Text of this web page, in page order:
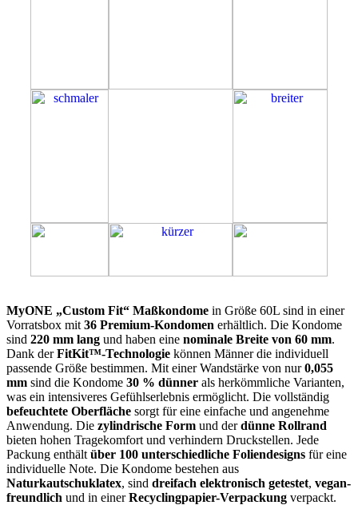
MyONE „Custom Fit“ Maßkondome in Größe 60L sind in einer
Vorratsbox mit 36 Premium-Kondomen erhältlich. Die Kondome
sind 220 mm lang und haben eine nominale Breite von 60 mm.
Dank derFitKit™-Technologie können Männer die individuell
passende Größe bestimmen. Mit einer Wandstärke von nur0,055
mm sind die Kondome 30 % dünner als herkömmliche Varianten,
was ein intensiveres Gefühlserlebnis ermöglicht. Die vollständig
befeuchtete Oberfläche sorgt für eine einfache und angenehme
Anwendung. Die zylindrische Form und derdünne Rollrand
bieten hohen Tragekomfort und verhindern Druckstellen. Jede
Packung enthält über 100 unterschiedliche Foliendesigns für eine
individuelle Note. Die Kondome bestehen aus
Naturkautschuklatex, sind dreifach elektronisch getestet, vegan-
freundlich und in einerRecyclingpapier-Verpackung verpackt.